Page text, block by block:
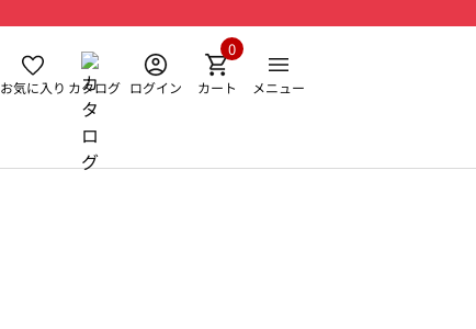
お気に入り カタログ ログイン カート
0
メニュー